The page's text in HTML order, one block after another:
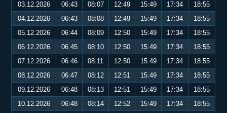
03.12.2026 06:43 08:07 12:49 15:49 17:34
18:55
04.12.2026
06:43 08:08 12:49 15:49 17:34
18:55
05.12.2026
06:44 08:09 12:50 15:49 17:34
18:55
06.12.2026
06:45 08:10 12:50 15:49 17:34
18:55
07.12.2026
06:46 08:11 12:50 15:49 17:34
18:55
08.12.2026
06:47 08:12 12:51 15:49 17:34
18:55
09.12.2026
06:48 08:13 12:51 15:49 17:34
18:55
10.12.2026
06:48 08:14 12:52 15:49 17:34
18:55